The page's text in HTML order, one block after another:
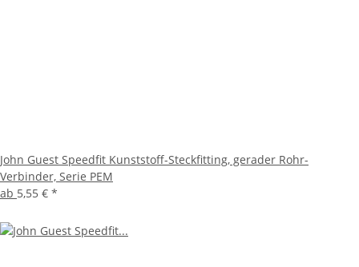
John Guest Speedfit Kunststoff-Steckfitting, gerader Rohr-
Verbinder, Serie PEM
ab 5,55 € *